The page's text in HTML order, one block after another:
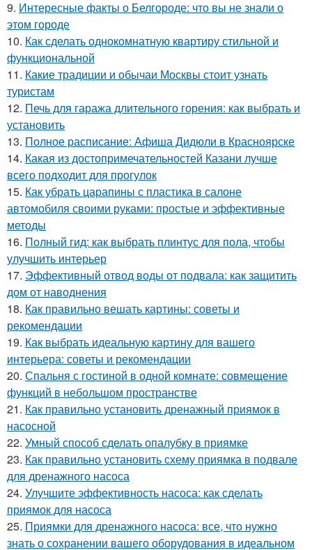
9. Интересные факты о Белгороде: что вы не знали о
этом городе
10. Как сделать однокомнатную квартиру стильной и
функциональной
11. Какие традиции и обычаи Москвы стоит узнать
туристам
12. Печь для гаража длительного горения: как выбрать и
установить
13. Полное расписание: Афиша Дидюли в Красноярске
14. Какая из достопримечательностей Казани лучше
всего подходит для прогулок
15. Как убрать царапины с пластика в салоне
автомобиля своими руками: простые и эффективные
методы
16. Полный гид: как выбрать плинтус для пола, чтобы
улучшить интерьер
17. Эффективный отвод воды от подвала: как защитить
дом от наводнения
18. Как правильно вешать картины: советы и
рекомендации
19. Как выбрать идеальную картину для вашего
интерьера: советы и рекомендации
20. Спальня с гостиной в одной комнате: совмещение
функций в небольшом пространстве
21. Как правильно установить дренажный приямок в
насосной
22. Умный способ сделать опалубку в приямке
23. Как правильно установить схему приямка в подвале
для дренажного насоса
24. Улучшите эффективность насоса: как сделать
приямок для насоса
25. Приямки для дренажного насоса: все, что нужно
знать о сохранении вашего оборудования в идеальном